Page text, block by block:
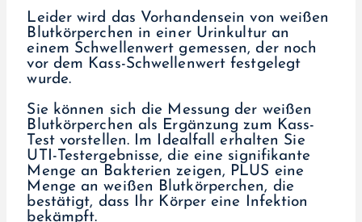
Leider wird das Vorhandensein von weißen
Blutkörperchen in einer Urinkultur an
einem Schwellenwert gemessen, der noch
vor dem Kass-Schwellenwert festgelegt
wurde.
Sie können sich die Messung der weißen
Blutkörperchen als Ergänzung zum Kass-
Test vorstellen. Im Idealfall erhalten Sie
UTI-Testergebnisse, die eine signifikante
Menge an Bakterien zeigen, PLUS eine
Menge an weißen Blutkörperchen, die
bestätigt, dass Ihr Körper eine Infektion
bekämpft.